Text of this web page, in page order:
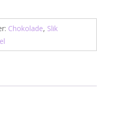
Chokolade, Slik